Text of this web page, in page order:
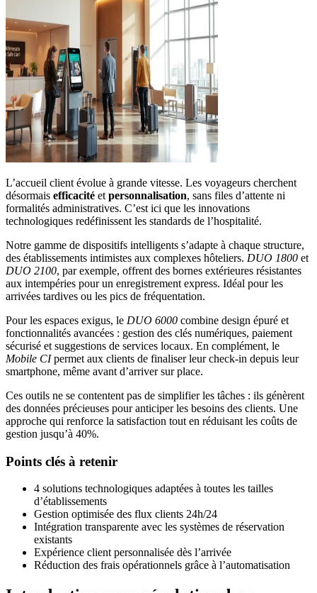
L’accueil client évolue à grande vitesse. Les voyageurs cherchent
désormais efficacité et personnalisation, sans files d’attente ni
formalités administratives. C’est ici que les innovations
technologiques redéfinissent les standards de l’hospitalité.
Notre gamme de dispositifs intelligents s’adapte à chaque structure,
des établissements intimistes aux complexes hôteliers. DUO 1800 et
DUO 2100, par exemple, offrent des bornes extérieures résistantes
aux intempéries pour un enregistrement express. Idéal pour les
arrivées tardives ou les pics de fréquentation.
Pour les espaces exigus, le DUO 6000 combine design épuré et
fonctionnalités avancées : gestion des clés numériques, paiement
sécurisé et suggestions de services locaux. En complément, le
Mobile CIpermet aux clients de finaliser leur check-in depuis leur
smartphone, même avant d’arriver sur place.
Ces outils ne se contentent pas de simplifier les tâches : ils génèrent
des données précieuses pour anticiper les besoins des clients. Une
approche qui renforce la satisfaction tout en réduisant les coûts de
gestion jusqu’à 40%.
Points clés à retenir
4 solutions technologiques adaptées à toutes les tailles
d’établissements
Gestion optimisée des flux clients 24h/24
Intégration transparente avec les systèmes de réservation
existants
Expérience client personnalisée dès l’arrivée
Réduction des frais opérationnels grâce à l’automatisation